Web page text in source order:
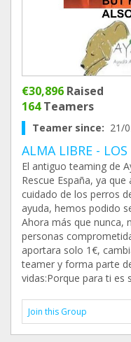
€30,896 Raised
164Teamers
Teamer since: 21/
ALMA LIBRE - LOS
El antiguo teaming de
Rescue España, ya
cuidado de los perros
ayuda, hemos podido
Ahora más que nunca,
personas
aportara solo 1€,
teamer y forma parte
vidas:Porque para ti
Join this Group